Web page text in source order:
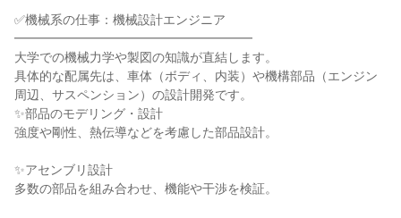
✅機械系の仕事：機械設計エンジニア
━━━━━━━━━━━━━━━━━━━
大学での機械力学や製図の知識が直結します。
具体的な配属先は、車体（ボディ、内装）や機構部品（エンジン
周辺、サスペンション）の設計開発です。
✨部品のモデリング・設計
強度や剛性、熱伝導などを考慮した部品設計。
✨アセンブリ設計
多数の部品を組み合わせ、機能や干渉を検証。